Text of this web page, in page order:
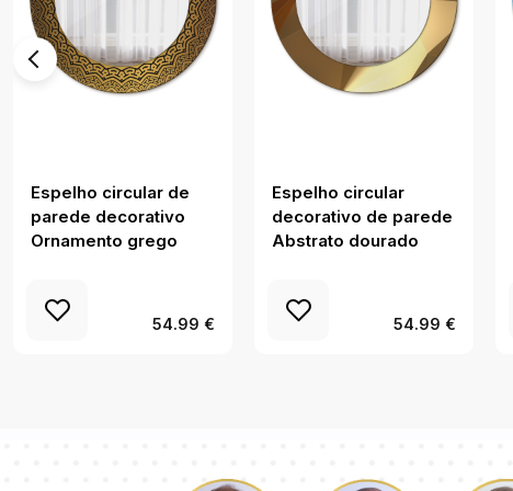
Espelho circular de
parede decorativo
Ornamento grego
54.99 €
Espelho circular
decorativo de parede
Abstrato dourado
54.99 €